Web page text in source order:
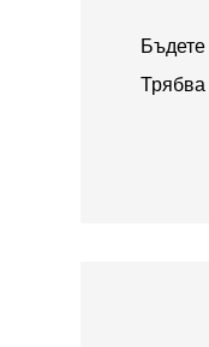
Трябва